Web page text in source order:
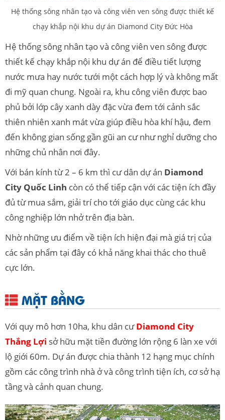
Hệ thống sông nhân tạo và công viên ven sông được thiết kế
chạy khắp nội khu dự án Diamond City Đức Hòa
Hệ thống sông nhân tạo và công viên ven sông được
thiết kế chạy khắp nội khu dự án để điều tiết lượng
nước mưa hay nước tưới một cách hợp lý và không mất
đi mỹ quan chung. Ngoài ra, khu công viên được bao
phủ bởi lớp cây xanh dày đặc vừa đem tới cảnh sắc
thiên nhiên xanh mát vừa giúp điều hòa khí hậu, đem
đến không gian sống gần gũi an cư như nghỉ dưỡng cho
những chủ nhân nơi đây.
Với bán kính từ 2 – 6 km thì cư dân dự án Diamond
City Quốc Linh còn có thể tiếp cận với các tiện ích đầy
đủ từ mua sắm, giải trí cho tới giáo dục cùng các khu
công nghiệp lớn nhở trên địa bàn.
Nhờ những ưu điểm về tiện ích hiện đại mà giá trị của
các sản phẩm tại đây có khả năng khai thác cho thuê
cực lớn.
MẶT BẰNG
Với quy mô hơn 10ha, khu dân cưDiamond City
Thắng Lợi sở hữu mặt tiền đường lớn rộng 6 làn xe với
lộ giới 60m. Dự án được chia thành 12 hạng mục chính
gồm các công trình nhà ở và công trình tiện ích, cơ sở hạ
tầng và cảnh quan chung.